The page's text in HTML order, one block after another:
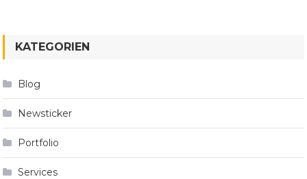
KATEGORIEN
Blog
Newsticker
Portfolio
Services